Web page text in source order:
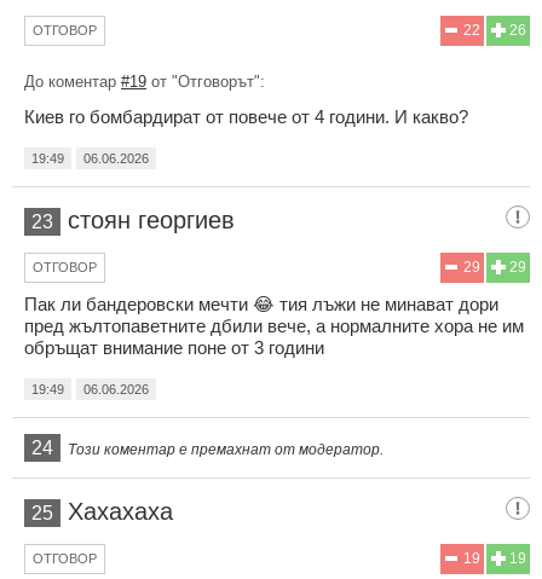
26
22
ОТГОВОР
До коментар #19 от "Отговорът":
Киев го бомбардират от повече от 4 години. И какво?
19:49 06.06.2026
23 стоян георгиев
29
29
ОТГОВОР
Пак ли бандеровски мечти 😂 тия лъжи не минават дори
пред жълтопаветните дбили вече, а нормалните хора не им
обръщат внимание поне от 3 години
19:49 06.06.2026
24 Този коментар е премахнат от модератор.
25 Хахахаха
19
19
ОТГОВОР